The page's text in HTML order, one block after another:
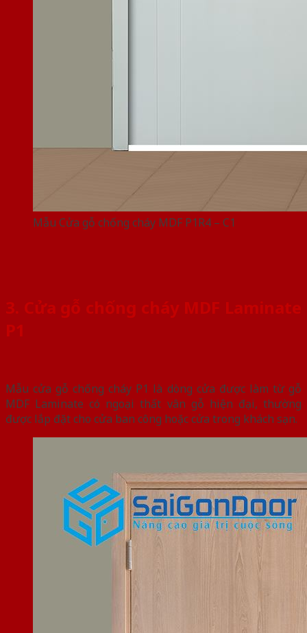
Mẫu Cửa gỗ chống cháy MDF P1R4 – C1
3. Cửa gỗ chống cháy MDF Laminate
P1
Mẫu cửa gỗ chống cháy P1 là dòng cửa được làm từ gỗ
MDF Laminate có ngoại thất vân gỗ hiện đại, thường
được lắp đặt cho cửa ban công hoặc cửa trong khách sạn.